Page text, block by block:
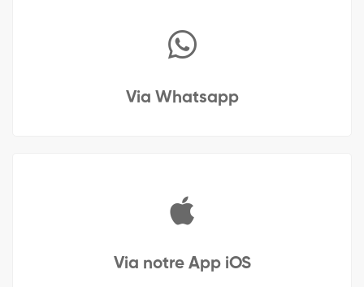
Via Whatsapp
Via notre App iOS